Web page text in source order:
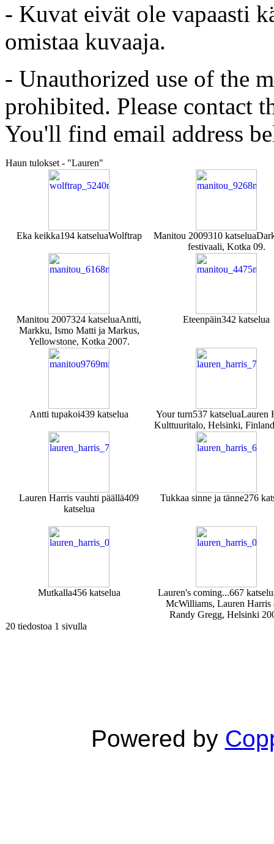
- Kuvat eivät ole vapaasti
omistaa kuvaaja.
- Unauthorized use of the
prohibited. Please contact
You'll find email address
Haun tulokset - "Lauren"
Eka keikka194 katseluaWolftrap Manitou 2009310 katselua
festivaali, Kotka 09.
Manitou 2007324 katseluaAntti,
Markku, Ismo Matti ja Markus,
Yellowstone, Kotka 2007.
Eteenpäin342 katselua
Antti tupakoi439 katselua Your turn537 katseluaLauren
Kulttuuritalo, Helsinki,
Lauren Harris vauhti päällä409
katselua
Tukkaa sinne ja tänne276
Mutkalla456 katselua Lauren's coming...667
McWilliams, Lauren Harris
Randy Gregg, Helsinki
20 tiedostoa 1 sivulla
Powered by